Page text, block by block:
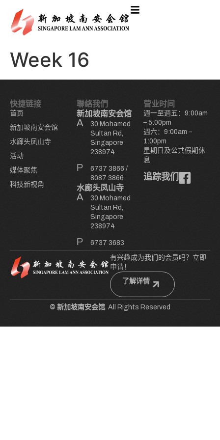
Week 16
快捷链接
首页
新加坡南安会馆
水廊头凤山寺
活动
媒体聚焦
科技新视角
聯絡我們
新加坡南安会馆
30 Mohamed
Sultan Rd,
Singapore
238974
6737 3866 /
8087 3866
水廊头凤山寺
30 Mohamed
Sultan Rd,
Singapore
238974
6737 3683
营业时间
週一至週五：9:00am
– 5:00pm
週六：9:00am –
1:00pm
星期日及公共假期休
息
追踪我们
有兴趣成为我们的会员吗？立即
申请！
了解详情
© 新加坡南安会馆. All Rights Reserved